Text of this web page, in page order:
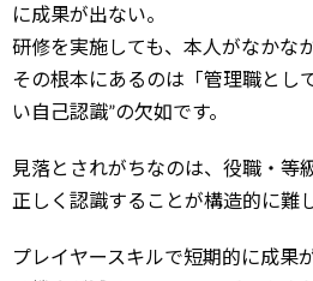
に成果が出ない。
研修を実施しても、本人がなかな
その根本にあるのは「管理職とし
い自己認識”の欠如です。
見落とされがちなのは、役職・等
正しく認識することが構造的に難
プレイヤースキルで短期的に成果